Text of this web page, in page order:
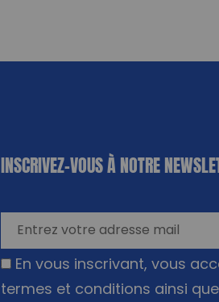
INSCRIVEZ-VOUS À NOTRE
En vous inscrivant, vous
termes et conditions ainsi